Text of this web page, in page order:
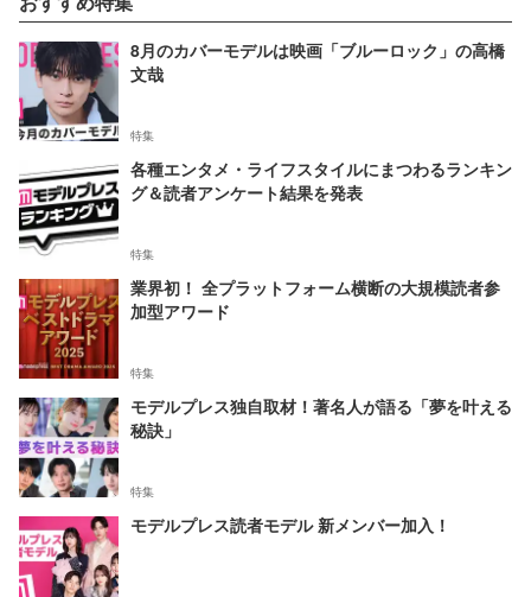
8月のカバーモデルは映画「ブルーロック」の高橋
文哉
特集
各種エンタメ・ライフスタイルにまつわるランキン
グ＆読者アンケート結果を発表
特集
業界初！ 全プラットフォーム横断の大規模読者参
加型アワード
特集
モデルプレス独自取材！著名人が語る「夢を叶える
秘訣」
特集
モデルプレス読者モデル 新メンバー加入！